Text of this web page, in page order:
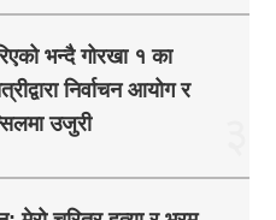
भन्दै गोरखा १ का
निर्वाचन आयोग र
उजुरी